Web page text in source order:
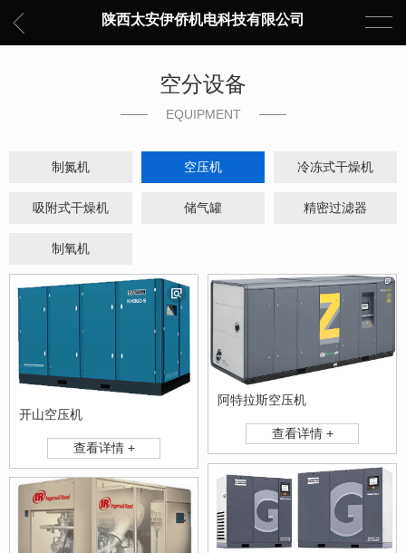
陕西太安伊侨机电科技有限公司
空分设备
EQUIPMENT
制氮机 空压机 冷冻式干燥机
吸附式干燥机 储气罐 精密过滤器
制氧机
开山空压机
查看详情 +
阿特拉斯空压机
查看详情 +